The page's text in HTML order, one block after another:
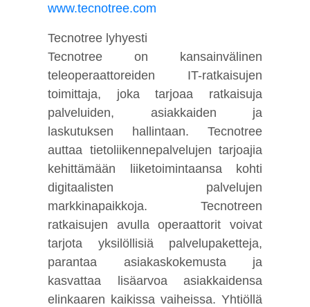
www.tecnotree.com
Tecnotree lyhyesti
Tecnotree on kansainvälinen
teleoperaattoreiden IT-ratkaisujen
toimittaja, joka tarjoaa ratkaisuja
palveluiden, asiakkaiden ja
laskutuksen hallintaan. Tecnotree
auttaa tietoliikennepalvelujen tarjoajia
kehittämään liiketoimintaansa kohti
digitaalisten palvelujen
markkinapaikkoja. Tecnotreen
ratkaisujen avulla operaattorit voivat
tarjota yksilöllisiä palvelupaketteja,
parantaa asiakaskokemusta ja
kasvattaa lisäarvoa asiakkaidensa
elinkaaren kaikissa vaiheissa. Yhtiöllä